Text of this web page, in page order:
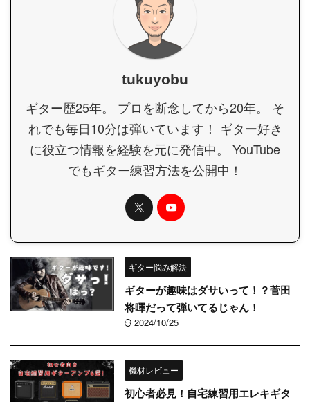
tukuyobu
ギター歴25年。 プロを断念してから20年。 そ
れでも毎日10分は弾いています！ ギター好き
に役立つ情報を経験を元に発信中。 YouTube
でもギター練習方法を公開中！
ギター悩み解決
ギターが趣味はダサいって！？菅田
将暉だって弾いてるじゃん！
2024/10/25
機材レビュー
初心者必見！自宅練習用エレキギタ